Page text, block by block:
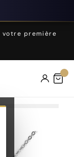
votre première